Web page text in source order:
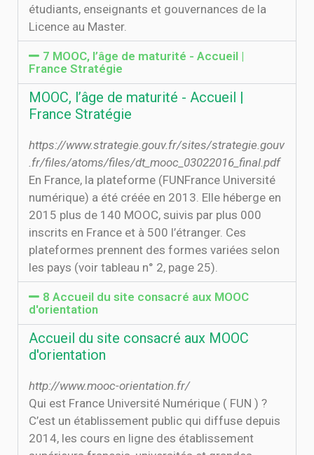
étudiants, enseignants et gouvernances de la
Licence au Master.
7 MOOC, l’âge de maturité - Accueil |
France Stratégie
MOOC, l’âge de maturité - Accueil |
France Stratégie
https://www.strategie.gouv.fr/sites/strategie.gouv
.fr/files/atoms/files/dt_mooc_03022016_final.pdf
En France, la plateforme (FUNFrance Université
numérique) a été créée en 2013. Elle héberge en
2015 plus de 140 MOOC, suivis par plus 000
inscrits en France et à 500 l’étranger. Ces
plateformes prennent des formes variées selon
les pays (voir tableau n° 2, page 25).
8 Accueil du site consacré aux MOOC
d'orientation
Accueil du site consacré aux MOOC
d'orientation
http://www.mooc-orientation.fr/
Qui est France Université Numérique ( FUN ) ?
C’est un établissement public qui diffuse depuis
2014, les cours en ligne des établissement